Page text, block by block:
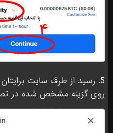
5. رسید از طرف سایت
روی گزینه مشخص شده در